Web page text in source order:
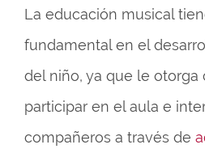
La educación musical
fundamental en el
del niño, ya que le otorga
participar en el aula e
compañeros a través de